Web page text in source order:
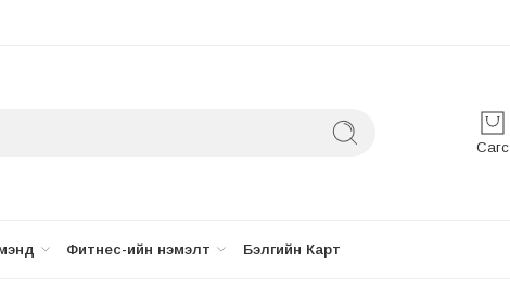
Сагс
мэнд Фитнес-ийн нэмэлт Бэлгийн Карт